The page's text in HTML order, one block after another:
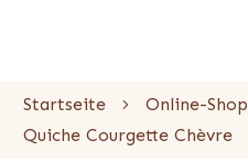
Startseite Online-Shop
Quiche Courgette Chèvre